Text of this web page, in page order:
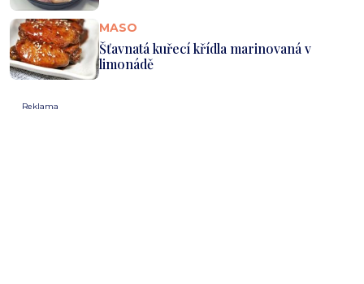
MASO
Šťavnatá kuřecí křídla marinovaná v
limonádě
Reklama